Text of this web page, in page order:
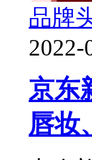
品牌
2022-
京东
唇妆